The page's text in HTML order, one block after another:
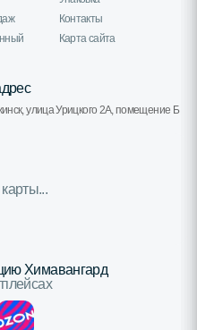
Контакты
Карта сайта
улица Урицкого 2А, помещение Б
карты...
Химавангард